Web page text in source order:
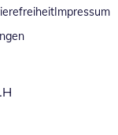
Impressum